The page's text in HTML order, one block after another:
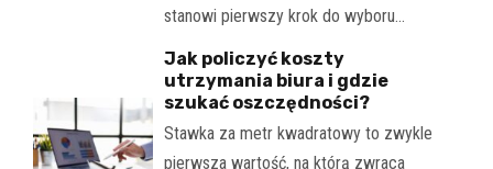
stanowi pierwszy krok do wyboru…
Jak policzyć koszty
utrzymania biura i gdzie
szukać oszczędności?
Stawka za metr kwadratowy to zwykle
pierwsza wartość, na którą zwraca